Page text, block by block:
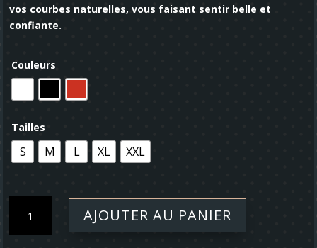
vos courbes naturelles, vous faisant sentir belle et
confiante.
Couleurs
Tailles
S M L XL XXL
String
AJOUTER AU PANIER